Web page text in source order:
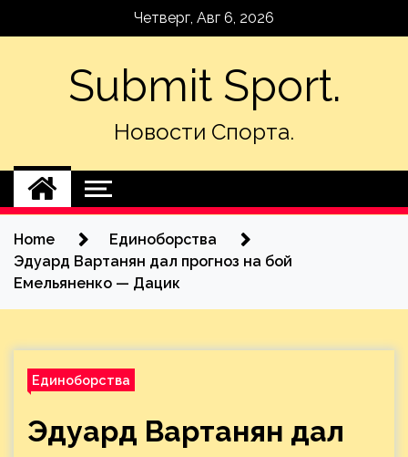
Четверг, Авг 6, 2026
Submit Sport.
Новости Спорта.
Home
Единоборства
Эдуард Вартанян дал прогноз на бой
Емельяненко — Дацик
Единоборства
Эдуард Вартанян дал